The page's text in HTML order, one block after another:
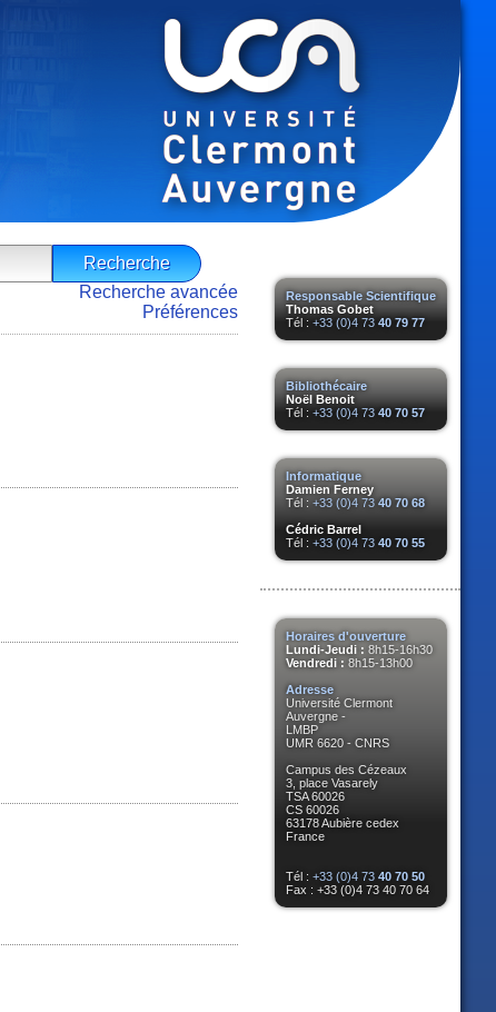
Responsable Scientifique
Thomas Gobet
Tél : +33 (0)4 73 40 79 77
Bibliothécaire
Noël Benoit
Tél : +33 (0)4 73 40 70 57
Informatique
Damien Ferney
Tél : +33 (0)4 73 40 70 68
Cédric Barrel
Tél : +33 (0)4 73 40 70 55
Horaires d'ouverture
Lundi-Jeudi : 8h15-16h30
Vendredi : 8h15-13h00
Adresse
Université Clermont
Auvergne -
LMBP
UMR 6620 - CNRS
Campus des Cézeaux
3, place Vasarely
TSA 60026
CS 60026
63178 Aubière cedex
France
Tél : +33 (0)4 73 40 70 50
Fax : +33 (0)4 73 40 70 64
Recherche avancée
Préférences